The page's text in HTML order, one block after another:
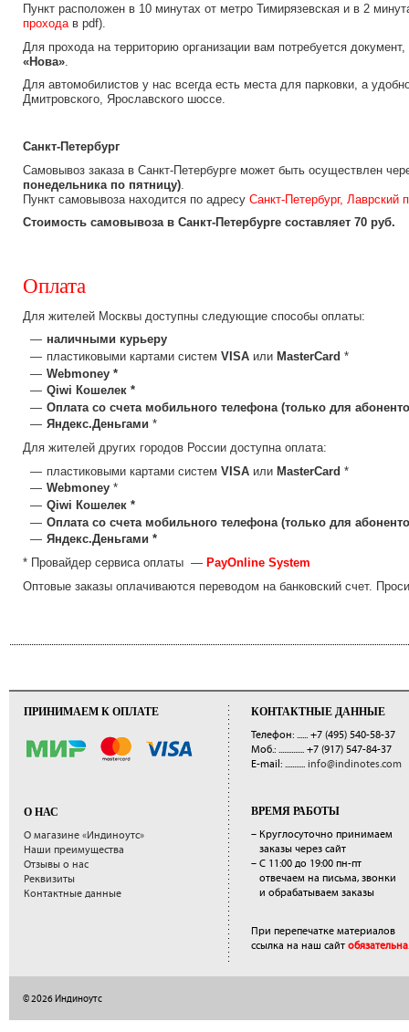
Пункт расположен в 10 минутах от метро Тимирязевская и в 2
прохода в pdf).
Для прохода на территорию организации вам потребуется
«Нова»
Для автомобилистов у нас всегда есть места для парковки, а
Дмитровского, Ярославского шоссе.
Санкт-Петербург
Самовывоз заказа в Санкт-Петербурге может быть осуществлен
понедельника по пятницу)
Пункт самовывоза находится по адресу Санкт-Петербург, Лаврский
Стоимость самовывоза в Санкт-Петербурге составляет 70 руб.
Оплата
Для жителей Москвы доступны следующие способы оплаты:
наличными курьеру
пластиковыми картами систем VISA или MasterCard *
Webmoney *
Qiwi Кошелек *
Оплата со счета мобильного телефона (только для
Яндекс.Деньгами *
Для жителей других городов России доступна оплата:
пластиковыми картами систем VISA или MasterCard *
Webmoney *
Qiwi Кошелек *
Оплата со счета мобильного телефона (только для
Яндекс.Деньгами *
* Провайдер сервиса оплаты — PayOnline System
Оптовые заказы оплачиваются переводом на банковский счет.
ПРИНИМАЕМ К ОПЛАТЕ
О НАС
О магазине «Индиноутс»
Наши преимущества
Отзывы о нас
Реквизиты
Контактные данные
КОНТАКТНЫЕ ДАННЫЕ
Телефон: ...... +7 (495) 540-58-37
Моб.: .............. +7 (917) 547-84-37
E-mail: ........... info@indinotes.com
ВРЕМЯ РАБОТЫ
– Круглосуточно принимаем
заказы через сайт
– С 11:00 до 19:00 пн-пт
отвечаем на письма, звонки
и обрабатываем заказы
При перепечатке материалов
ссылка на наш сайт обязательна
© 2026 Индиноутс